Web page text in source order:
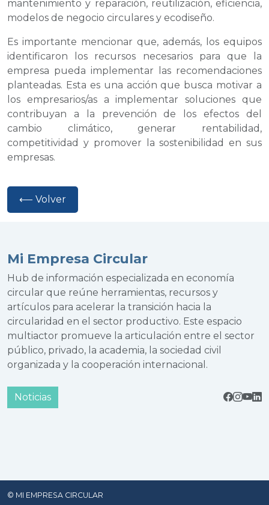
mantenimiento y reparación, reutilización, eficiencia,
modelos de negocio circulares y ecodiseño.
Es importante mencionar que, además, los equipos
identificaron los recursos necesarios para que la
empresa pueda implementar las recomendaciones
planteadas. Esta es una acción que busca motivar a
los empresarios/as a implementar soluciones que
contribuyan a la prevención de los efectos del
cambio climático, generar rentabilidad,
competitividad y promover la sostenibilidad en sus
empresas.
⟵ Volver
Mi Empresa Circular
Hub de información especializada en economía
circular que reúne herramientas, recursos y
artículos para acelerar la transición hacia la
circularidad en el sector productivo. Este espacio
multiactor promueve la articulación entre el sector
público, privado, la academia, la sociedad civil
organizada y la cooperación internacional.
Noticias
© MI EMPRESA CIRCULAR